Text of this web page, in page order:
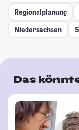
Regionalplanung
Niedersachsen
Das